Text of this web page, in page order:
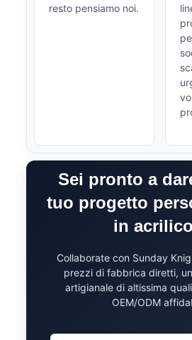
resto pensiamo noi.
Sei pronto a
tuo progetto
in
Collaborate con Sunday
prezzi di fabbrica diretti,
artigianale di altissima
OEM/ODM